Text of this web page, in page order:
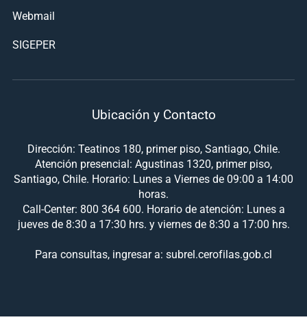
Webmail
SIGEPER
Ubicación y Contacto
Dirección: Teatinos 180, primer piso, Santiago, Chile.
Atención presencial: Agustinas 1320, primer piso,
Santiago, Chile. Horario: Lunes a Viernes de 09:00 a 14:00
horas.
Call-Center: 800 364 600. Horario de atención: Lunes a
jueves de 8:30 a 17:30 hrs. y viernes de 8:30 a 17:00 hrs.
Para consultas, ingresar a: subrel.cerofilas.gob.cl